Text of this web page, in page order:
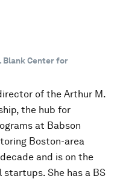
Center for
of the Arthur M.
the hub for
at Babson
Boston-area
and is on the
She has a BS